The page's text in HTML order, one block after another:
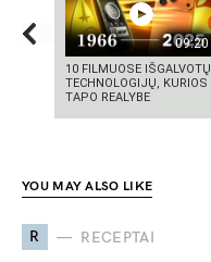
09:20
10 FILMUOSE IŠGALVOTŲ
TECHNOLOGIJŲ, KURIOS
TAPO REALYBE
YOU MAY ALSO LIKE
R RECEPTAI